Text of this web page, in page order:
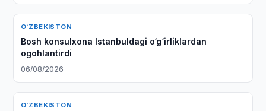
O‘ZBEKISTON
Bosh konsulxona Istanbuldagi o‘g‘irliklardan
ogohlantirdi
06/08/2026
O‘ZBEKISTON